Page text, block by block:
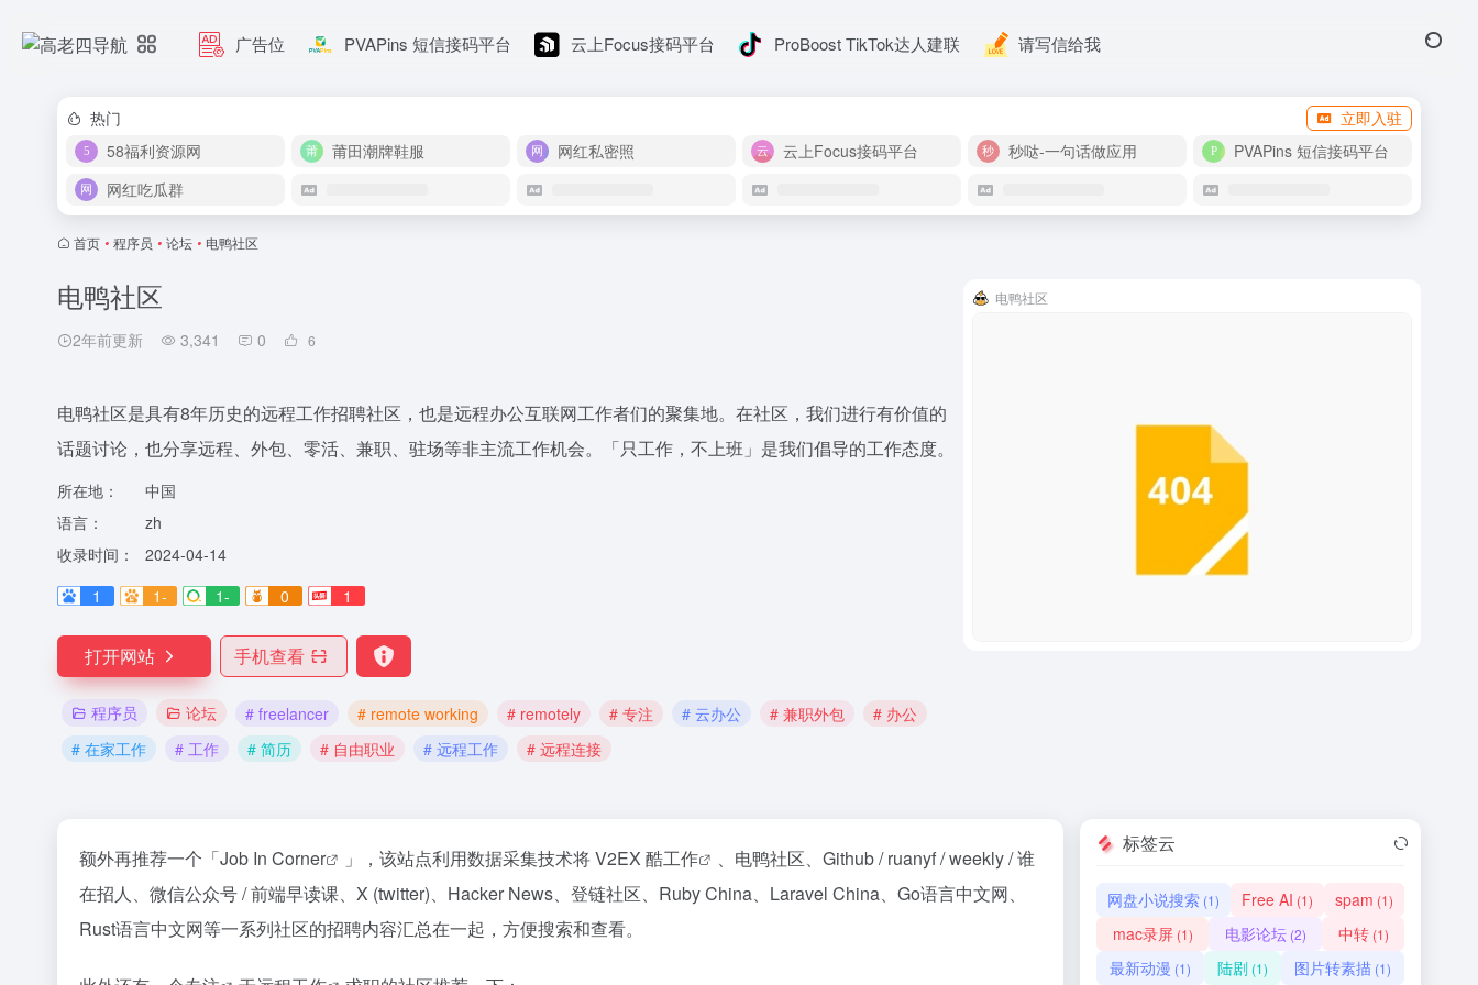
广告位 PVAPins 短信接码平台 云上Focus接码平台 ProBoost TikTok达人建联 请写信给我
热门
立即入驻
58福利资源网
莆田潮牌鞋服 网红私密照 云上Focus接码平台 秒哒-一句话做应用
PVAPins 短信接码平台
网红吃瓜群
首页 • 程序员 • 论坛 • 电鸭社区
电鸭社区
2年前更新 3,341 0 6
电鸭社区是具有8年历史的远程工作招聘社区，也是远程办公互联网工作者们的聚集地。在社区，我们进行有价值的
话题讨论，也分享远程、外包、零活、兼职、驻场等非主流工作机会。「只工作，不上班」是我们倡导的工作态度。
所在地：
中国
语言：
zh
收录时间：
2024-04-14
1
1- 1- 0 1
打开网站 手机查看
程序员 论坛 # freelancer # remote working # remotely # 专注 # 云办公 # 兼职外包
# 办公
# 在家工作
# 工作 # 简历 # 自由职业 # 远程工作 # 远程连接
电鸭社区
额外再推荐一个「Job In Corner 」，该站点利用数据采集技术将 V2EX 酷工作
、电鸭社区、Github / ruanyf / weekly / 谁
在招人、微信公众号 / 前端早读课、X (twitter)、Hacker News、登链社区、Ruby China、Laravel China、Go语言中文网、
Rust语言中文网等一系列社区的招聘内容汇总在一起，方便搜索和查看。
标签云
网盘小说搜索 (1) Free AI (1) spam (1)
mac录屏(1) 电影论坛(2) 中转(1)
最新动漫 (1) 陆剧 (1) 图片转素描 (1)